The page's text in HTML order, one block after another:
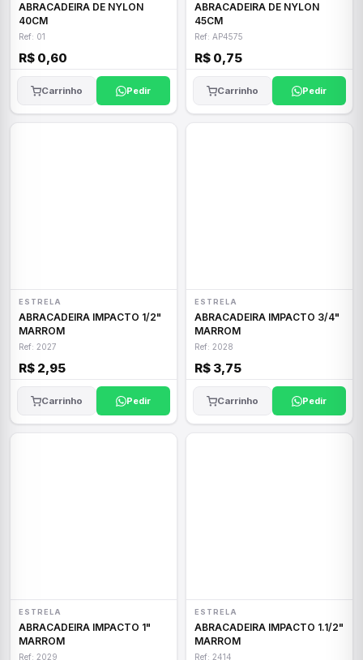
ABRACADEIRA DE NYLON
40CM
Ref: 01
R$ 0,60
Carrinho Pedir
ABRACADEIRA DE NYLON
45CM
Ref: AP4575
R$ 0,75
Carrinho Pedir
ESTRELA
ABRACADEIRA IMPACTO 1/2"
MARROM
Ref: 2027
R$ 2,95
Carrinho Pedir
ESTRELA
ABRACADEIRA IMPACTO 3/4"
MARROM
Ref: 2028
R$ 3,75
Carrinho Pedir
ESTRELA
ABRACADEIRA IMPACTO 1"
MARROM
Ref: 2029
ESTRELA
ABRACADEIRA IMPACTO 1.1/2"
MARROM
Ref: 2414